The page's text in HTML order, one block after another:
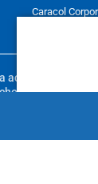
Caracol
aceptación de los
Reservados